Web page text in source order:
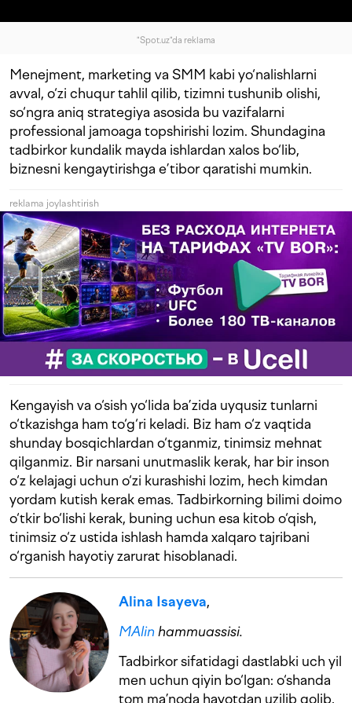
"Spot.uz"da reklama
Menejment, marketing va SMM kabi yo‘nalishlarni
avval, o‘zi chuqur tahlil qilib, tizimni tushunib olishi,
so‘ngra aniq strategiya asosida bu vazifalarni
professional jamoaga topshirishi lozim. Shundagina
tadbirkor kundalik mayda ishlardan xalos bo‘lib,
biznesni kengaytirishga e’tibor qaratishi mumkin.
reklama joylashtirish
Kengayish va o‘sish yo‘lida ba’zida uyqusiz tunlarni
o‘tkazishga ham to‘g‘ri keladi. Biz ham o‘z vaqtida
shunday bosqichlardan o‘tganmiz, tinimsiz mehnat
qilganmiz. Bir narsani unutmaslik kerak, har bir inson
o‘z kelajagi uchun o‘zi kurashishi lozim, hech kimdan
yordam kutish kerak emas. Tadbirkorning bilimi doimo
o‘tkir bo‘lishi kerak, buning uchun esa kitob o‘qish,
tinimsiz o‘z ustida ishlash hamda xalqaro tajribani
o‘rganish hayotiy zarurat hisoblanadi.
Alina Isayeva,
MAlin hammuassisi.
Tadbirkor sifatidagi dastlabki uch yil
men uchun qiyin bo‘lgan: o‘shanda
tom ma’noda hayotdan uzilib qolib,